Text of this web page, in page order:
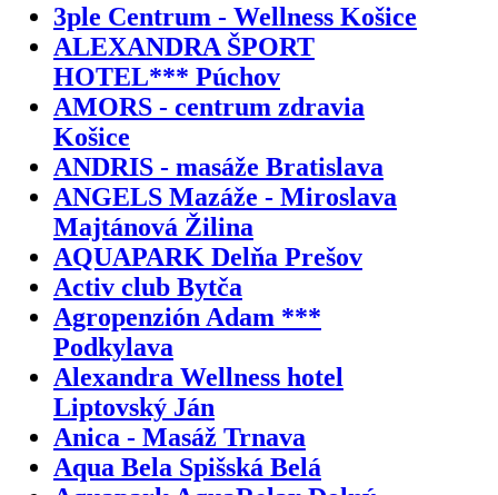
3ple Centrum - Wellness Košice
ALEXANDRA ŠPORT
HOTEL*** Púchov
AMORS - centrum zdravia
Košice
ANDRIS - masáže Bratislava
ANGELS Mazáže - Miroslava
Majtánová Žilina
AQUAPARK Delňa Prešov
Activ club Bytča
Agropenzión Adam ***
Podkylava
Alexandra Wellness hotel
Liptovský Ján
Anica - Masáž Trnava
Aqua Bela Spišská Belá